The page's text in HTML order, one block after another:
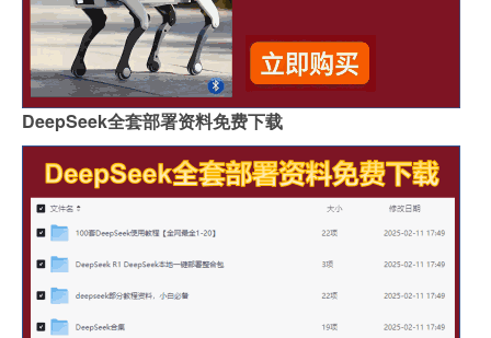
DeepSeek全套部署资料免费下载